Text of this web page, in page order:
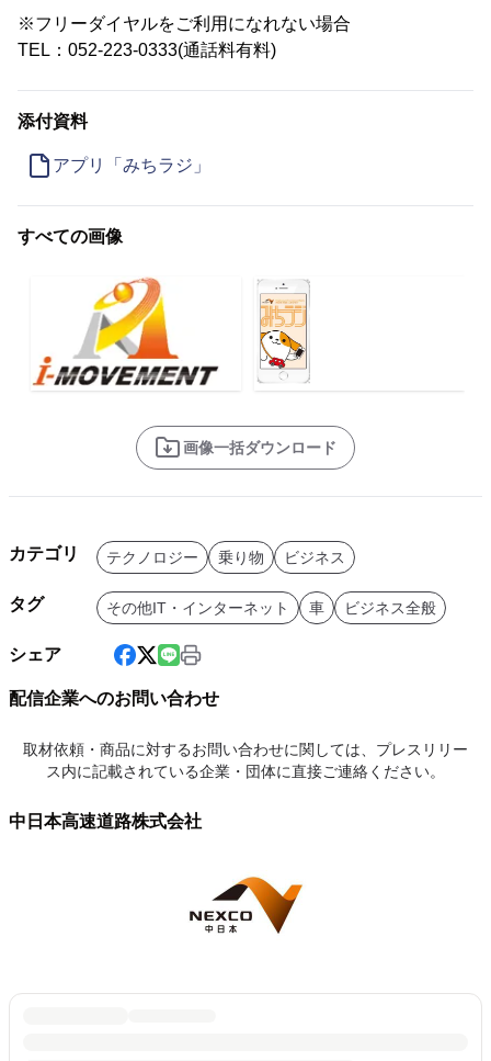
※フリーダイヤルをご利用になれない場合
TEL：052-223-0333(通話料有料)
添付資料
アプリ「みちラジ」
すべての画像
画像一括ダウンロード
カテゴリ テクノロジー 乗り物 ビジネス
タグ その他IT・インターネット 車 ビジネス全般
シェア
配信企業へのお問い合わせ
取材依頼・商品に対するお問い合わせに関しては、プレスリリー
ス内に記載されている企業・団体に直接ご連絡ください。
中日本高速道路株式会社